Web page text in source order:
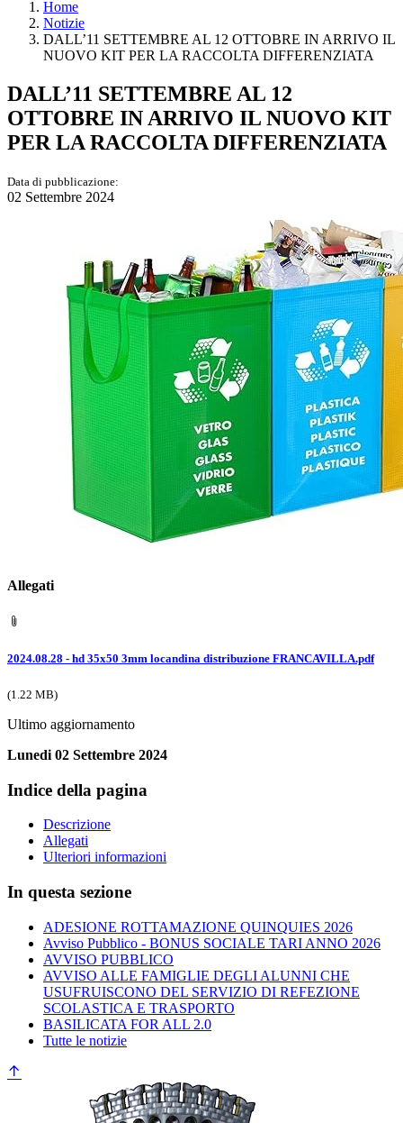
Home
Notizie
DALL’11 SETTEMBRE AL 12 OTTOBRE IN ARRIVO IL
NUOVO KIT PER LA RACCOLTA DIFFERENZIATA
DALL’11 SETTEMBRE AL 12
OTTOBRE IN ARRIVO IL NUOVO KIT
PER LA RACCOLTA DIFFERENZIATA
Data di pubblicazione:
02 Settembre 2024
Allegati
2024.08.28 - hd 35x50 3mm locandina distribuzione FRANCAVILLA.pdf
(1.22 MB)
Ultimo aggiornamento
Lunedi 02 Settembre 2024
Indice della pagina
Descrizione
Allegati
Ulteriori informazioni
In questa sezione
ADESIONE ROTTAMAZIONE QUINQUIES 2026
Avviso Pubblico - BONUS SOCIALE TARI ANNO 2026
AVVISO PUBBLICO
AVVISO ALLE FAMIGLIE DEGLI ALUNNI CHE
USUFRUISCONO DEL SERVIZIO DI REFEZIONE
SCOLASTICA E TRASPORTO
BASILICATA FOR ALL 2.0
Tutte le notizie